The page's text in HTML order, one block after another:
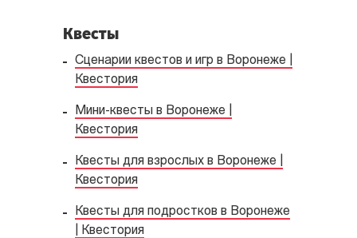
Квесты
Сценарии квестов и игр в Воронеже |
Квестория
Мини-квесты в Воронеже |
Квестория
Квесты для взрослых в Воронеже |
Квестория
Квесты для подростков в Воронеже
| Квестория